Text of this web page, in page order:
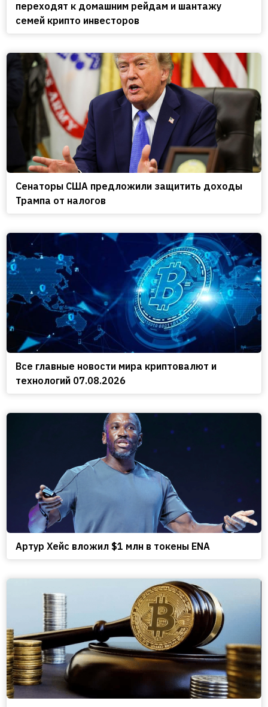
переходят к домашним рейдам и шантажу
семей крипто инвесторов
Сенаторы США предложили защитить доходы
Трампа от налогов
Все главные новости мира криптовалют и
технологий 07.08.2026
Артур Хейс вложил $1 млн в токены ENA